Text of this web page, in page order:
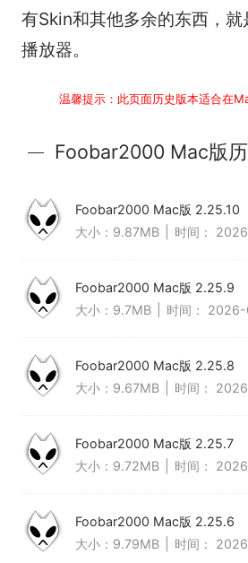
有Skin和其他多余的东西，
播放器。
温馨提示：此页面历史版本适合在
Foobar2000 Mac版
Foobar2000 Mac版 2.25.10
大小：9.87MB
时间：
Foobar2000 Mac版 2.25.9
大小：9.7MB
时间：
Foobar2000 Mac版 2.25.8
大小：9.67MB
时间：
Foobar2000 Mac版 2.25.7
大小：9.72MB
时间：
Foobar2000 Mac版 2.25.6
大小：9.79MB
时间：